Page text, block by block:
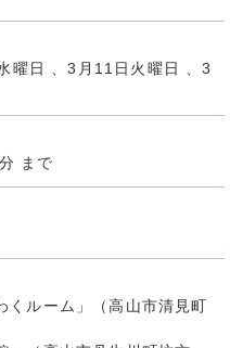
曜日 、3月11日火曜日 、3
まで
ルーム」（高山市清見町